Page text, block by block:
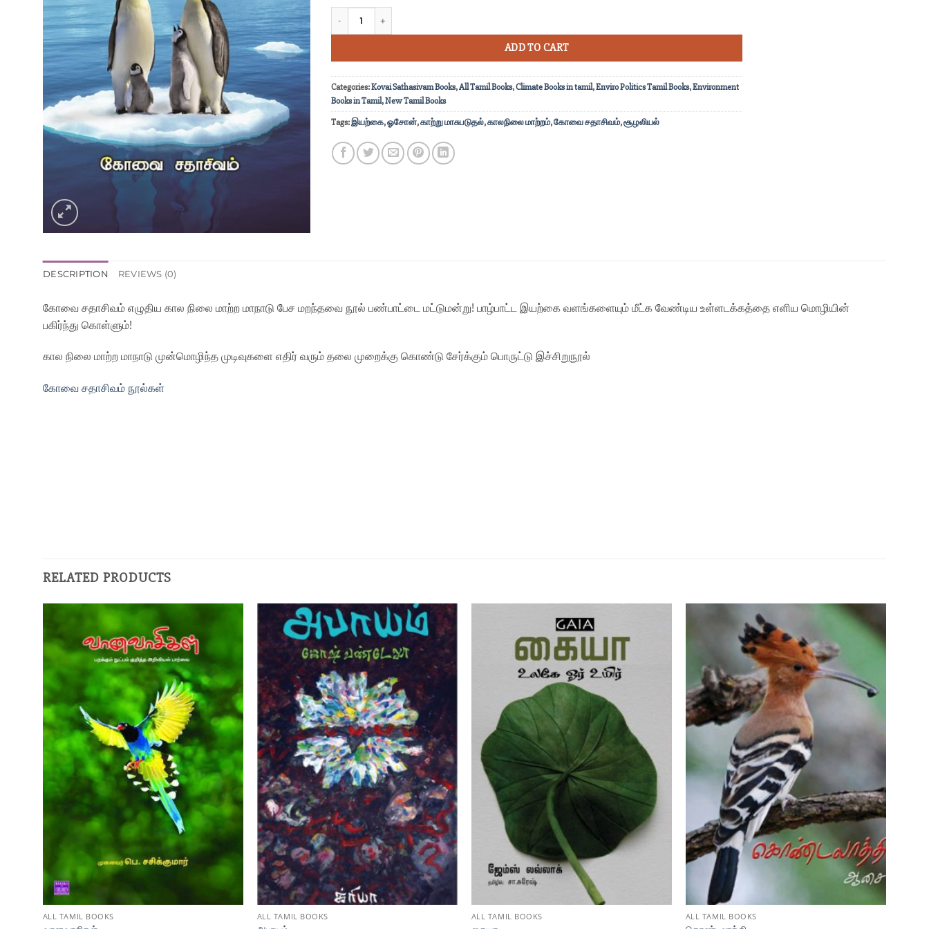
ADD TO CART
Categories:Kovai Sathasivam Books,All Tamil Books,Climate Books in tamil,Enviro Politics Tamil Books,Environment
Books in Tamil,New Tamil Books
Tags:இயற்கை,ஓசோன்,காற்று மாசுபடுதல்,காலநிலை மாற்றம்,கோவை சதாசிவம்,சூழலியல்
DESCRIPTION REVIEWS (0)
கோவை சதாசிவம் எழுதிய கால நிலை மாற்ற மாநாடு பேச மறந்தவை நூல் பண்பாட்டை மட்டுமன்று! பாழ்பாட்ட இயற்கை வளங்களையும் மீட்க வேண்டிய உள்ளடக்கத்தை எளிய மொழியின்
பகிர்ந்து கொள்ளும்!
கால நிலை மாற்ற மாநாடு முன்மொழிந்த முடிவுகளை எதிர் வரும் தலை முறைக்கு கொண்டு சேர்க்கும் பொருட்டு இச்சிறுநூல்
கோவை சதாசிவம் நூல்கள்
RELATED PRODUCTS
ALL TAMIL BOOKS ALL TAMIL BOOKS ALL TAMIL BOOKS ALL TAMIL BOOKS